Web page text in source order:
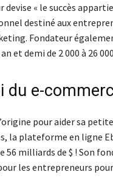
devise « le succès
destiné aux
Fondateur
et demi de 2 000 à 26
du e-
pour aider sa
la plateforme en ligne
56 milliards de $ ! Son
les entrepreneurs